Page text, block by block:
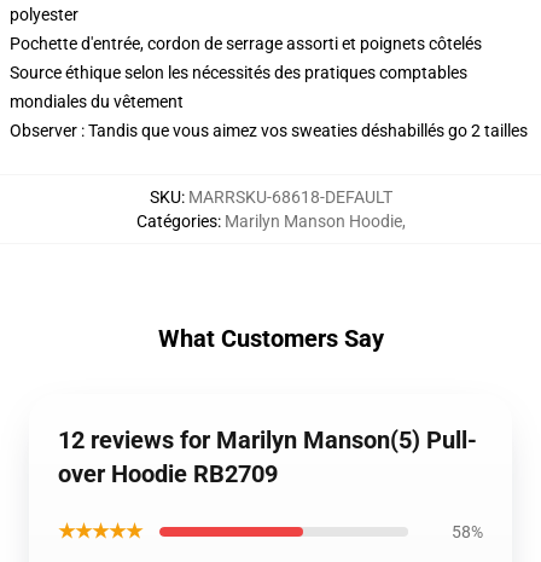
polyester
Pochette d'entrée, cordon de serrage assorti et poignets côtelés
Source éthique selon les nécessités des pratiques comptables
mondiales du vêtement
Observer : Tandis que vous aimez vos sweaties déshabillés go 2 tailles
SKU: MARRSKU-68618-DEFAULT
Catégories: Marilyn Manson Hoodie,
What Customers Say
12 reviews for Marilyn Manson(5) Pull-
over Hoodie RB2709
★★★★★ 58%